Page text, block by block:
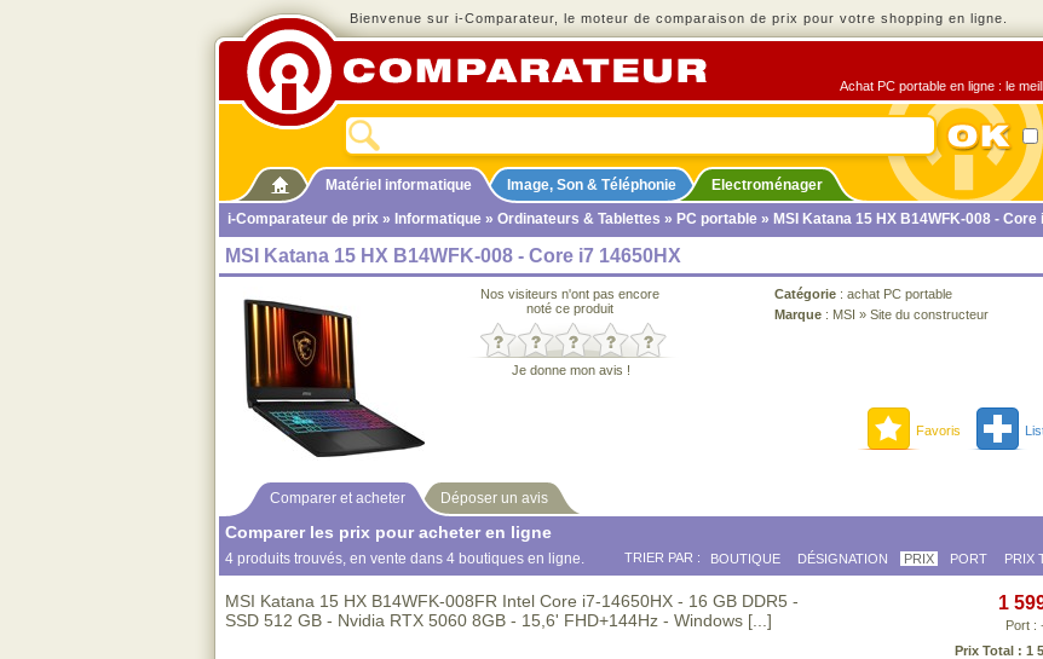
Bienvenue sur i-Comparateur, le moteur de comparaison de prix pour votre shopping en ligne.
Achat PC portable en ligne : le
Matériel informatique Image, Son & Téléphonie
Electroménager
i-Comparateur de prix » Informatique » Ordinateurs & Tablettes » PC portable » MSI Katana 15 HX B14WFK-008 - Core
MSI Katana 15 HX B14WFK-008 - Core i7 14650HX
Nos visiteurs n'ont pas encore
noté ce produit
Je donne mon avis !
Catégorie : achat PC portable
Marque : MSI » Site du constructeur
Favoris
Comparer et acheter Déposer un avis
Comparer les prix pour acheter en ligne
4 produits trouvés, en vente dans 4 boutiques en ligne. TRIER PAR : BOUTIQUE DÉSIGNATION PRIX PORT PRIX
MSI Katana 15 HX B14WFK-008FR Intel Core i7-14650HX - 16 GB DDR5 -
SSD 512 GB - Nvidia RTX 5060 8GB - 15,6' FHD+144Hz - Windows [...]
1
Port :
Prix Total : 1